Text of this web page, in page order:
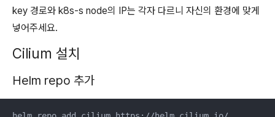
key 경로와 k8s-s node의 IP는 각자 다르니 자신의 환경에 맞게
넣어주세요.
Cilium 설치
Helm repo 추가